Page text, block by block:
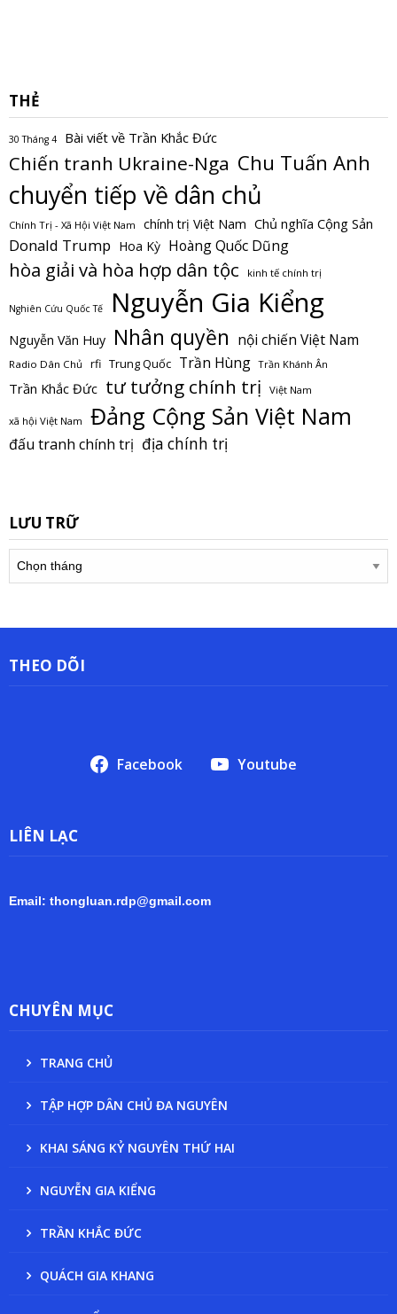
THẺ
30 Tháng 4 Bài viết về Trần Khắc Đức
Chiến tranh Ukraine-Nga Chu Tuấn Anh
chuyển tiếp về dân chủ
Chính Trị - Xã Hội Việt Nam chính trị Việt Nam Chủ nghĩa Cộng Sản
Donald Trump Hoa Kỳ Hoàng Quốc Dũng
hòa giải và hòa hợp dân tộc kinh tế chính trị
Nghiên Cứu Quốc Tế Nguyễn Gia Kiểng
Nguyễn Văn Huy Nhân quyền nội chiến Việt Nam
Radio Dân Chủ rfi Trung Quốc Trần Hùng Trần Khánh Ân
Trần Khắc Đức tư tưởng chính trị Việt Nam
xã hội Việt Nam Đảng Cộng Sản Việt Nam
đấu tranh chính trị địa chính trị
LƯU TRỮ
Lưu
THEO DÕI
Facebook Youtube
LIÊN LẠC
Email: thongluan.rdp@gmail.com
CHUYÊN MỤC
TRANG CHỦ
TẬP HỢP DÂN CHỦ ĐA NGUYÊN
KHAI SÁNG KỶ NGUYÊN THỨ HAI
NGUYỄN GIA KIỂNG
TRẦN KHẮC ĐỨC
QUÁCH GIA KHANG